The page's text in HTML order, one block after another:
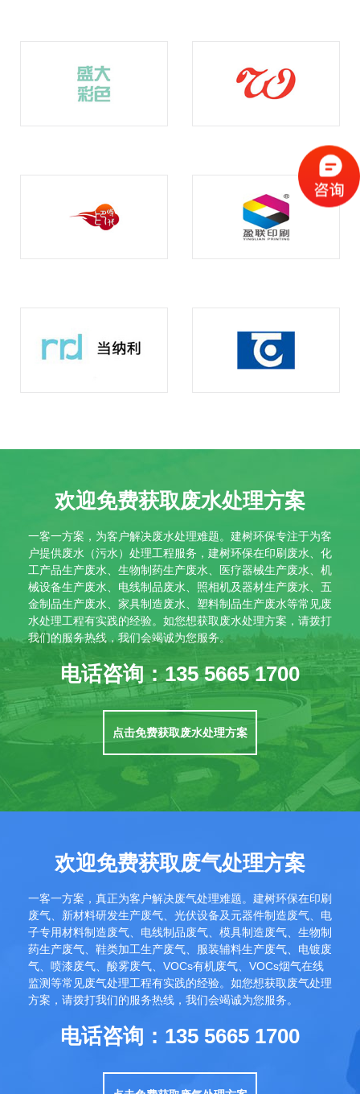
欢迎免费获取废水处理方案
一客一方案，为客户解决废水处理难题。建树环保专注于为客
户提供废水（污水）处理工程服务，建树环保在印刷废水、化
工产品生产废水、生物制药生产废水、医疗器械生产废水、机
械设备生产废水、电线制品废水、照相机及器材生产废水、五
金制品生产废水、家具制造废水、塑料制品生产废水等常见废
水处理工程有实践的经验。如您想获取废水处理方案，请拨打
我们的服务热线，我们会竭诚为您服务。
电话咨询：135 5665 1700
点击免费获取废水处理方案
欢迎免费获取废气处理方案
一客一方案，真正为客户解决废气处理难题。建树环保在印刷
废气、新材料研发生产废气、光伏设备及元器件制造废气、电
子专用材料制造废气、电线制品废气、模具制造废气、生物制
药生产废气、鞋类加工生产废气、服装辅料生产废气、电镀废
气、喷漆废气、酸雾废气、VOCs有机废气、VOCs烟气在线
监测等常见废气处理工程有实践的经验。如您想获取废气处理
方案，请拨打我们的服务热线，我们会竭诚为您服务。
电话咨询：135 5665 1700